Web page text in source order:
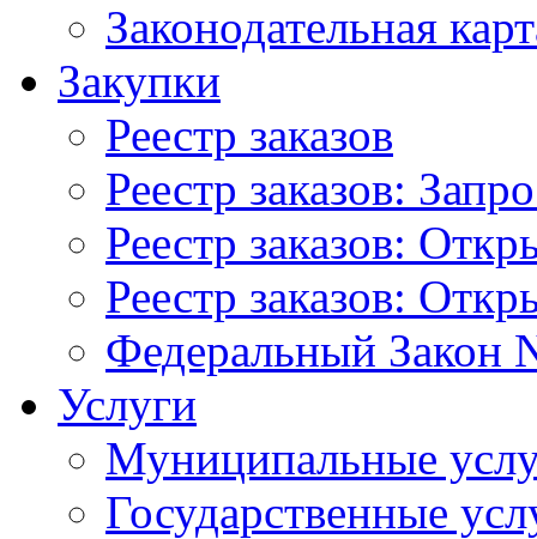
Законодательная
Закупки
Реестр заказов
Реестр заказов:
Реестр заказов:
Реестр заказов:
Федеральный Закон
Услуги
Муниципальные
Государственные